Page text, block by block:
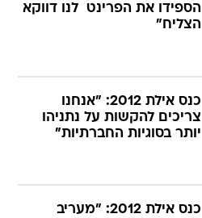
הספידו את הפרינט  לנו דווקא
הצליח"
כנס אילת 2012: "אנחנו
צריכים להקשות על נתניהו
יותר בסוגיות החברתיות"
כנס אילת 2012: "מעריב